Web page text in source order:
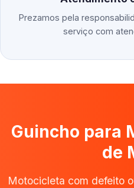
Prezamos pela
serviço com
Guincho para
de
Motocicleta com defeito